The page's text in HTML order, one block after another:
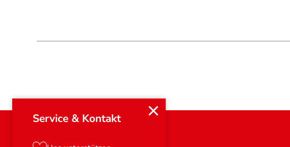
Service & Kontakt